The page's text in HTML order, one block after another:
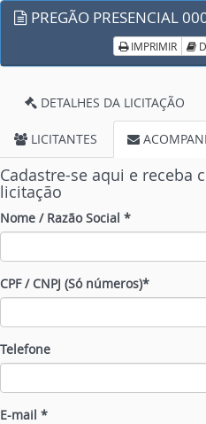
PREGÃO PRESENCIAL
IMPRIMIR
DETALHES DA LICITAÇÃO
LICITANTES
Cadastre-se aqui e receba
licitação
Nome / Razão Social *
CPF / CNPJ (Só números)*
Telefone
E-mail *